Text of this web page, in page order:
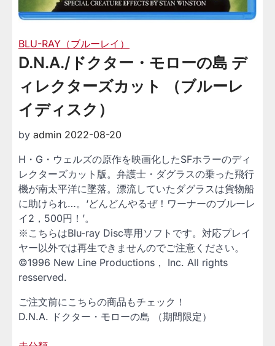
BLU-RAY（ブルーレイ）
D.N.A./ドクター・モローの島 デ
ィレクターズカット （ブルーレ
イディスク）
by admin 2022-08-20
H・G・ウェルズの原作を映画化したSFホラーのディ
レクターズカット版。弁護士・ダグラスの乗った飛行
機が南太平洋に墜落。漂流していたダグラスは貨物船
に助けられ…。‘どんどんやるぜ！ワーナーのブルーレ
イ2，500円！’。
※こちらはBlu-ray Disc専用ソフトです。対応プレイ
ヤー以外では再生できませんのでご注意ください。
©1996 New Line Productions， Inc. All rights
resserved.
ご注文前にこちらの商品もチェック！
D.N.A. ドクター・モローの島 （期間限定）